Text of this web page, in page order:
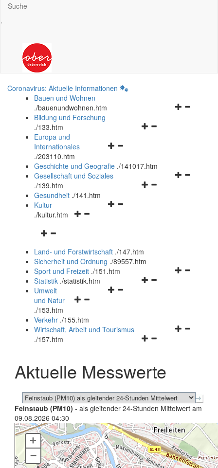
Suche
.
Coronavirus: Aktuelle Informationen
Bauen und Wohnen
./bauenundwohnen.htm
Navigationsmenü
Bildung und Forschung
./133.htm
Navigationsmenü
und
schließen
Europa und
Internationales
./203110.htm
Geschichte und Geografie ./141017.htm
Navigationsmenü
Gesellschaft und Soziales
./139.htm
Navigationsmenü
Gesundheit ./141.htm
Navigationsmenü
Kultur
./kultur.htm
Navigationsmenü
und
schließen
Land- und Forstwirtschaft ./147.htm
Sicherheit und Ordnung ./89557.htm
Navigationsmenü
Sport und Freizeit ./151.htm
Navigationsmenü
Statistik ./statistik.htm
Navigationsmenü
und
schließen
Umwelt
und Natur
./153.htm
Verkehr ./155.htm
Navigationsmenü
schließen
Wirtschaft, Arbeit und Tourismus
./157.htm
Aktuelle Messwerte
Feinstaub (PM10) - als gleitender 24-Stunden Mittelwert am
09.08.2026 04:30
+
–